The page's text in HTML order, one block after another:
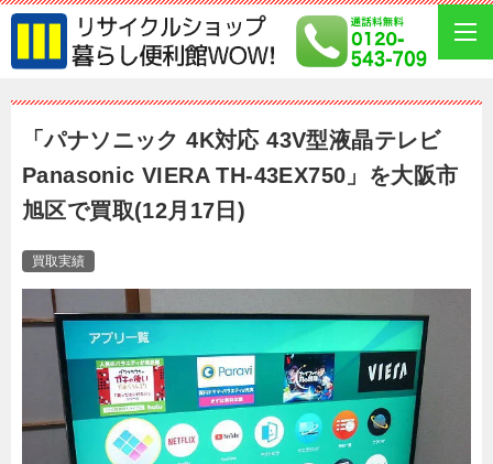
「パナソニック 4K対応 43V型液晶テレビ
Panasonic VIERA TH-43EX750」を大阪市
旭区で買取(12月17日)
買取実績